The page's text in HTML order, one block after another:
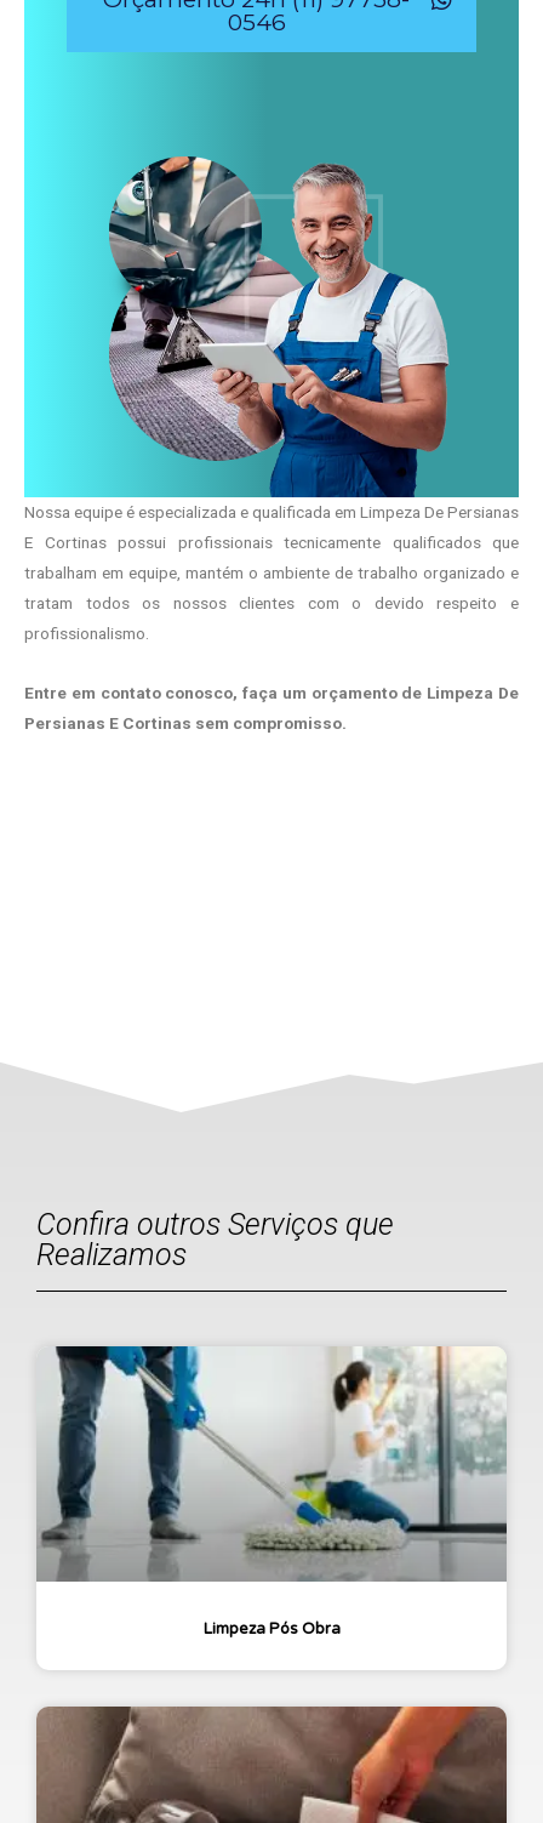
0546
Nossa equipe é especializada e qualificada em Limpeza De Persianas
E Cortinas possui profissionais tecnicamente qualificados que
trabalham em equipe, mantém o ambiente de trabalho organizado e
tratam todos os nossos clientes com o devido respeito e
profissionalismo.
Entre em contato conosco, faça um orçamento de Limpeza De
Persianas E Cortinas sem compromisso.
Confira outros Serviços que
Realizamos
Limpeza Pós Obra